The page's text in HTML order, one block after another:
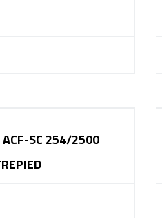
SC 254/2500